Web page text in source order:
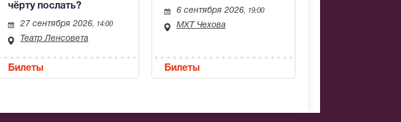
чёрту послать?
27 сентября 2026, 14:00
Театр Ленсовета
Билеты
6 сентября 2026, 19:00
МХТ Чехова
Билеты